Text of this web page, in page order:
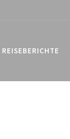
REISEBERICHTE